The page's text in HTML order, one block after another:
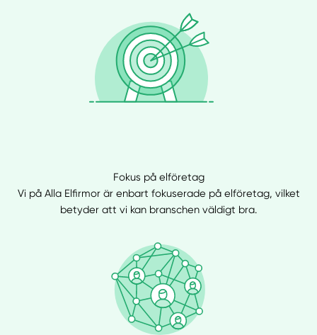
Fokus på elföretag
Vi på Alla Elfirmor är enbart fokuserade på elföretag, vilket
betyder att vi kan branschen väldigt bra.